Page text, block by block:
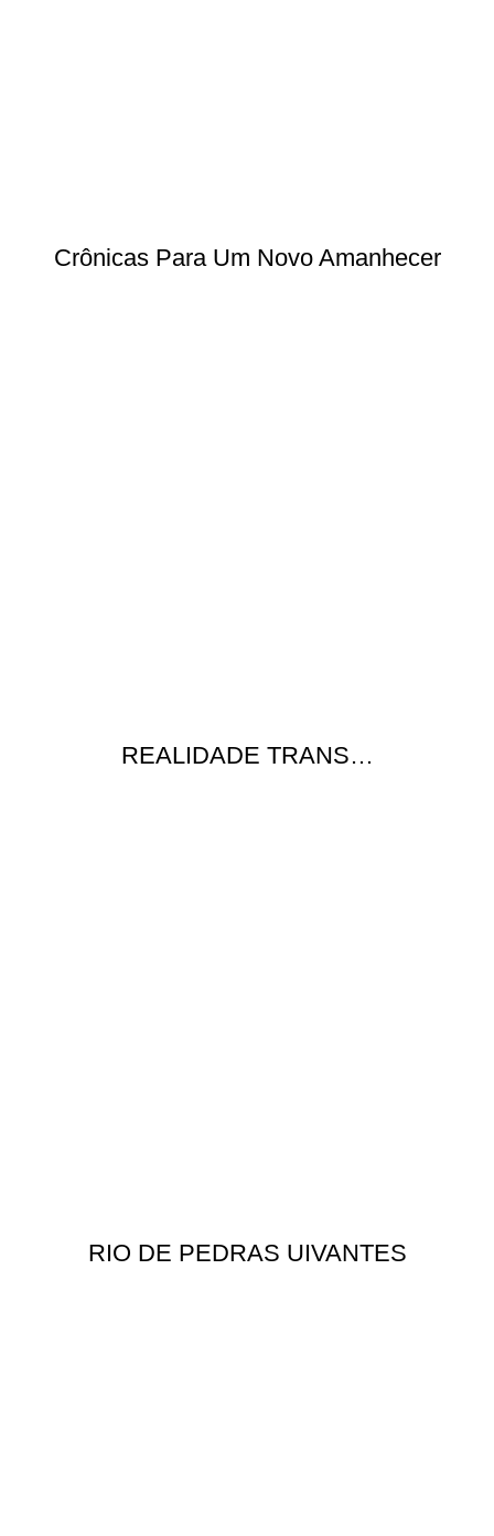
Crônicas Para Um Novo Amanhecer
REALIDADE TRANS…
RIO DE PEDRAS UIVANTES